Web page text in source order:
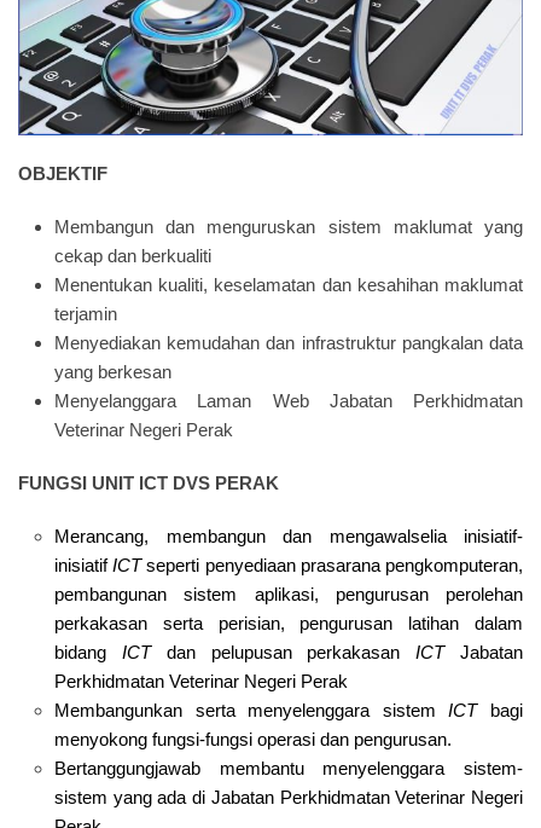
OBJEKTIF
Membangun dan menguruskan sistem maklumat yang
cekap dan berkualiti
Menentukan kualiti, keselamatan dan kesahihan maklumat
terjamin
Menyediakan kemudahan dan infrastruktur pangkalan data
yang berkesan
Menyelanggara Laman Web Jabatan Perkhidmatan
Veterinar Negeri Perak
FUNGSI UNIT ICT DVS PERAK
Merancang, membangun dan mengawalselia inisiatif-
inisiatifICTseperti penyediaan prasarana pengkomputeran,
pembangunan sistem aplikasi, pengurusan perolehan
perkakasan serta perisian, pengurusan latihan dalam
bidang ICTdan pelupusan perkakasanICTJabatan
Perkhidmatan Veterinar Negeri Perak
Membangunkan serta menyelenggara sistemICTbagi
menyokong fungsi-fungsi operasi dan pengurusan.
Bertanggungjawab membantu menyelenggara sistem-
sistem yang ada di Jabatan Perkhidmatan Veterinar Negeri